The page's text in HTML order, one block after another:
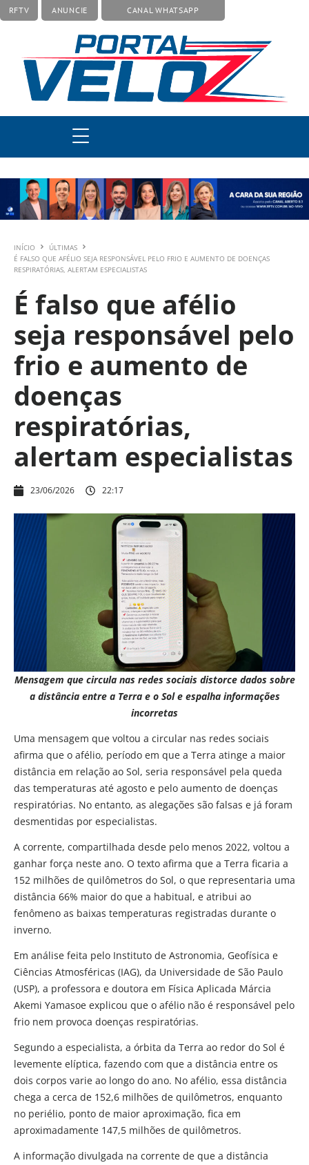
RFTV ANUNCIE CANAL WHATSAPP
INÍCIO
ÚLTIMAS
É FALSO QUE AFÉLIO SEJA RESPONSÁVEL PELO FRIO E AUMENTO DE DOENÇAS
RESPIRATÓRIAS, ALERTAM ESPECIALISTAS
É falso que afélio
seja responsável pelo
frio e aumento de
doenças
respiratórias,
alertam especialistas
23/06/2026 22:17
Mensagem que circula nas redes sociais distorce dados sobre
a distância entre a Terra e o Sol e espalha informações
incorretas
Uma mensagem que voltou a circular nas redes sociais
afirma que o afélio, período em que a Terra atinge a maior
distância em relação ao Sol, seria responsável pela queda
das temperaturas até agosto e pelo aumento de doenças
respiratórias. No entanto, as alegações são falsas e já foram
desmentidas por especialistas.
A corrente, compartilhada desde pelo menos 2022, voltou a
ganhar força neste ano. O texto afirma que a Terra ficaria a
152 milhões de quilômetros do Sol, o que representaria uma
distância 66% maior do que a habitual, e atribui ao
fenômeno as baixas temperaturas registradas durante o
inverno.
Em análise feita pelo Instituto de Astronomia, Geofísica e
Ciências Atmosféricas (IAG), da Universidade de São Paulo
(USP), a professora e doutora em Física Aplicada Márcia
Akemi Yamasoe explicou que o afélio não é responsável pelo
frio nem provoca doenças respiratórias.
Segundo a especialista, a órbita da Terra ao redor do Sol é
levemente elíptica, fazendo com que a distância entre os
dois corpos varie ao longo do ano. No afélio, essa distância
chega a cerca de 152,6 milhões de quilômetros, enquanto
no periélio, ponto de maior aproximação, fica em
aproximadamente 147,5 milhões de quilômetros.
A informação divulgada na corrente de que a distância